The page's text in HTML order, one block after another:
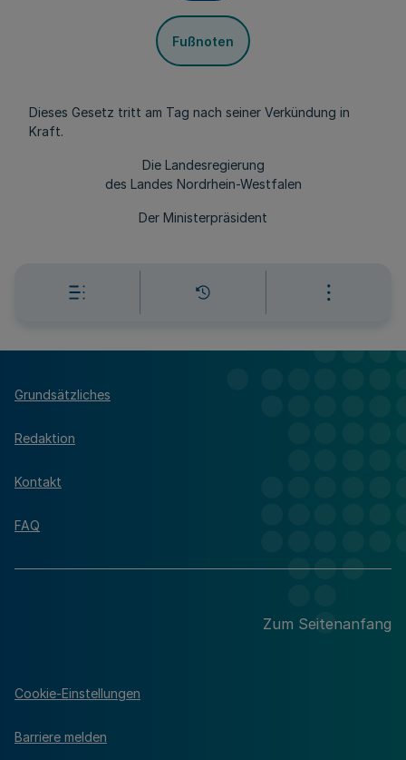
Fußnoten
Dieses Gesetz tritt am Tag nach seiner Verkündung in
Kraft.
Die Landesregierung
des Landes Nordrhein-Westfalen
Der Ministerpräsident
Grundsätzliches
Redaktion
Kontakt
FAQ
Zum Seitenanfang
Cookie-Einstellungen
Barriere melden